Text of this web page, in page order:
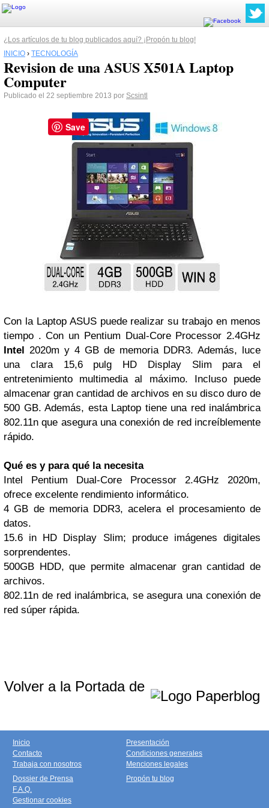
¿Los artículos de tu blog publicados aquí? ¡Propón tu blog!
INICIO › TECNOLOGÍA
Revision de una ASUS X501A Laptop
Computer
Publicado el 22 septiembre 2013 por Scsintl
Con la Laptop ASUS puede realizar su trabajo en menos
tiempo . Con un Pentium Dual-Core Processor 2.4GHz
Intel 2020m y 4 GB de memoria DDR3. Además, luce
una clara 15,6 pulg HD Display Slim para el
entretenimiento multimedia al máximo. Incluso puede
almacenar gran cantidad de archivos en su disco duro de
500 GB. Además, esta Laptop tiene una red inalámbrica
802.11n que asegura una conexión de red increíblemente
rápido.
Qué es y para qué la necesita
Intel Pentium Dual-Core Processor 2.4GHz 2020m,
ofrece excelente rendimiento informático.
4 GB de memoria DDR3, acelera el procesamiento de
datos.
15.6 in HD Display Slim; produce imágenes digitales
sorprendentes.
500GB HDD, que permite almacenar gran cantidad de
archivos.
802.11n de red inalámbrica, se asegura una conexión de
red súper rápida.
Volver a la Portada de
Inicio
Contacto
Trabaja con nosotros
Presentación
Condiciones generales
Menciones legales
Dossier de Prensa
F.A.Q.
Gestionar cookies
Propón tu blog
Save